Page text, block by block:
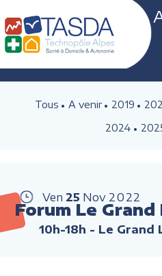
Tous A venir 2019
2024
Ven 25 Nov 2022
Forum Le Grand
10h-18h - Le Grand